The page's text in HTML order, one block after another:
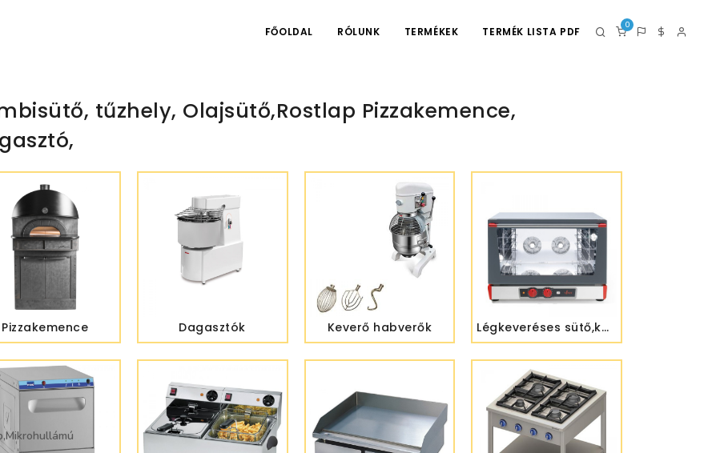
0
FŐOLDAL RÓLUNK TERMÉKEK TERMÉK LISTA PDF
tűzhely, Olajsütő,Rostlap Pizzakemence,
Pizzakemence Dagasztók Keverő habverők Légkeveréses sütő,kombi pároló